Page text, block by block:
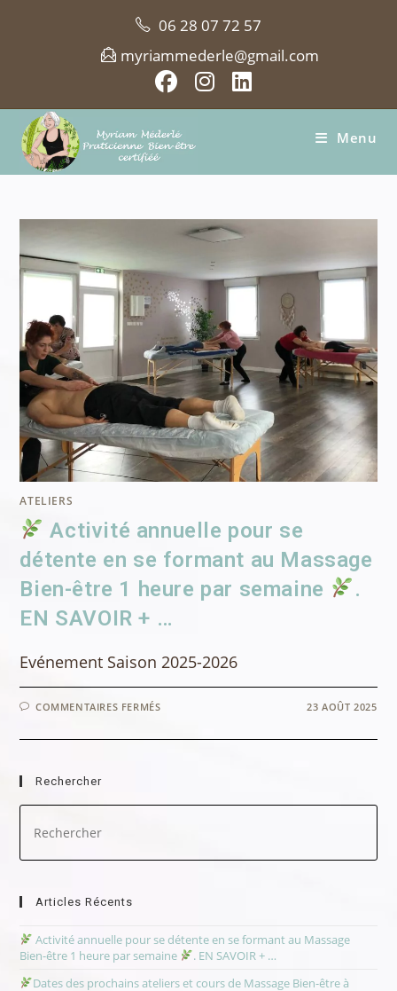
06 28 07 72 57
myriammederle@gmail.com
Menu
ATELIERS
Activité annuelle pour se
détente en se formant au Massage
Bien-être 1 heure par semaine
.
EN SAVOIR + …
Evénement Saison 2025-2026
COMMENTAIRES FERMÉSSUR
ANNUELLE
FORMANT
ÊTRE
EN
SAVOIR
+
23 AOÛT 2025
Rechercher
Articles Récents
Activité annuelle pour se détente en se formant au Massage
Bien-être 1 heure par semaine
. EN SAVOIR + …
Dates des prochains ateliers et cours de Massage Bien-être à